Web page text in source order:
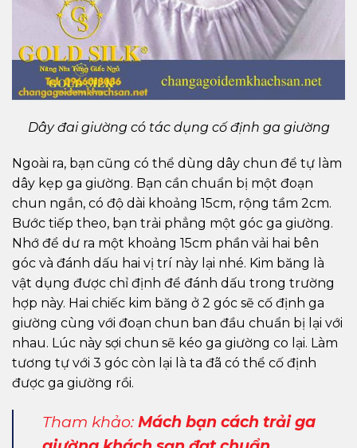
Dây đai giường có tác dụng cố định ga giường
Ngoài ra, bạn cũng có thể dùng dây chun để tự làm
dây kẹp ga giường. Bạn cần chuẩn bị một đoạn
chun ngắn, có độ dài khoảng 15cm, rộng tầm 2cm.
Bước tiếp theo, bạn trải phẳng một góc ga giường.
Nhớ để dư ra một khoảng 15cm phần vải hai bên
góc và đánh dấu hai vị trí này lại nhé. Kim băng là
vật dụng được chỉ định để đánh dấu trong trường
hợp này. Hai chiếc kim băng ở 2 góc sẽ cố định ga
giường cùng với đoạn chun ban đầu chuẩn bị lại với
nhau. Lúc này sợi chun sẽ kéo ga giường co lại. Làm
tương tự với 3 góc còn lại là ta đã có thể cố định
được ga giường rồi.
Tham khảo: Mách bạn cách trải ga